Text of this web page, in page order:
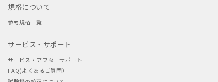
規格について
参考規格一覧
サービス・サポート
サービス・アフターサポート
FAQ(よくあるご質問）